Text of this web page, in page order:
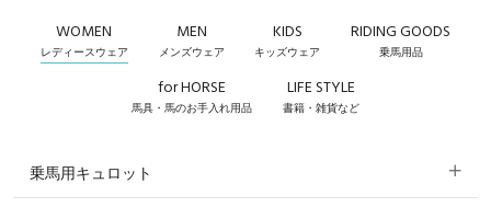
WOMEN
レディースウェア
MEN
メンズウェア
KIDS
キッズウェア
RIDING GOODS
乗馬用品
for HORSE
馬具・馬のお手入れ用品
LIFE STYLE
書籍・雑貨など
乗馬用キュロット